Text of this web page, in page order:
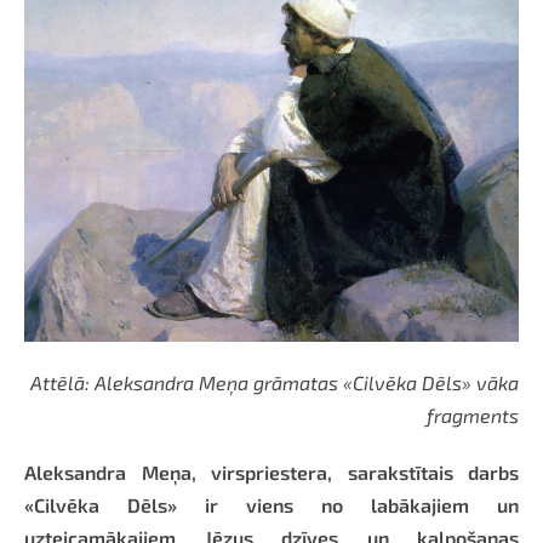
Attēlā: Aleksandra Meņa grāmatas «Cilvēka Dēls» vāka
fragments
Aleksandra Meņa, virspriestera, sarakstītais darbs
«Cilvēka Dēls» ir viens no labākajiem un
uzteicamākajiem Jēzus dzīves un kalpošanas